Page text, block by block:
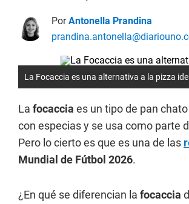
PorAntonella Prandina
La Focaccia es una alternativa a la pizza
La focaccia es un tipo de pan
con especias y se usa como parte
Pero lo cierto es que es una de las
Mundial de Fútbol 2026.
¿En qué se diferencian la focaccia